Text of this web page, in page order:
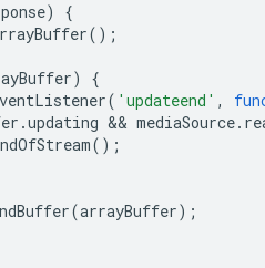
)
{
();
)
{
( 'updateend' ,
.updating && mediaSource.
();
(arrayBuffer);